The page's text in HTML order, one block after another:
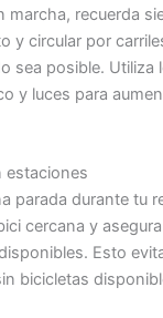
marcha, recuerda
y circular por
sea posible. Utiliza
y luces para
estaciones
parada durante tu
cercana y
Esto
bicicletas